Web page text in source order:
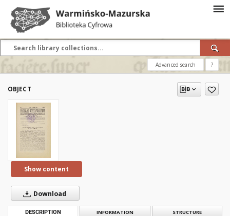
Advanced search ?
OBJECT
Show content
Download
DESCRIPTION INFORMATION STRUCTURE